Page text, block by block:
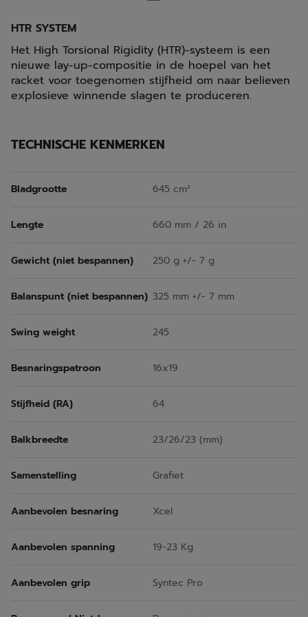
HTR SYSTEM
Het High Torsional Rigidity (HTR)-systeem is een
nieuwe lay-up-compositie in de hoepel van het
racket voor toegenomen stijfheid om naar believen
explosieve winnende slagen te produceren.
TECHNISCHE KENMERKEN
Bladgrootte 645 cm²
Lengte 660 mm / 26 in
Gewicht (niet bespannen) 250 g +/- 7 g
Balanspunt (niet bespannen) 325 mm +/- 7 mm
Swing weight 245
Besnaringspatroon 16x19
Stijfheid (RA) 64
Balkbreedte 23/26/23 (mm)
Samenstelling Grafiet
Aanbevolen besnaring Xcel
Aanbevolen spanning 19-23 Kg
Aanbevolen grip Syntec Pro